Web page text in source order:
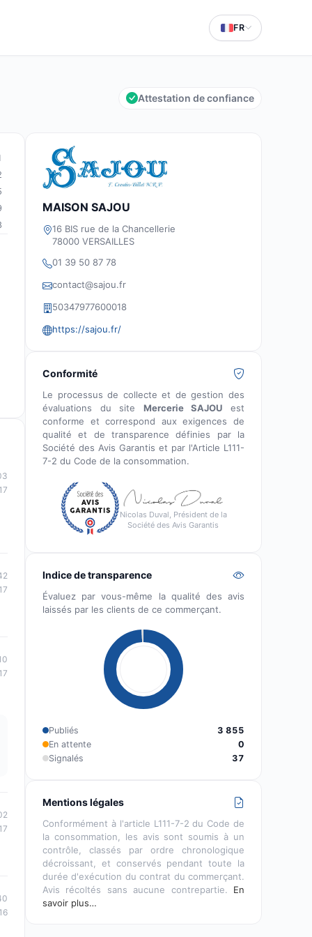
FR
Attestation de confiance
MAISON SAJOU
16 BIS rue de la Chancellerie
78000 VERSAILLES
01 39 50 87 78
contact@sajou.fr
50347977600018
https://sajou.fr/
Conformité
Le processus de collecte et de gestion des
évaluations du site Mercerie SAJOU est
conforme et correspond aux exigences de
qualité et de transparence définies par la
Société des Avis Garantis et par l'Article L111-
7-2 du Code de la consommation.
Nicolas Duval, Président de la
Société des Avis Garantis
Indice de transparence
Évaluez par vous-même la qualité des avis
laissés par les clients de ce commerçant.
Publiés
3 855
En attente
0
Signalés
37
Mentions légales
Conformément à l'article L111-7-2 du Code de
la consommation, les avis sont soumis à un
contrôle, classés par ordre chronologique
décroissant, et conservés pendant toute la
durée d'exécution du contrat du commerçant.
Avis récoltés sans aucune contrepartie. En
savoir plus…